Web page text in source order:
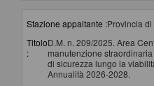
Stazione appaltante :Provincia
Titolo
:
D.M. n. 209/2025. Area
manutenzione
di sicurezza lungo la
Annualità 2026-2028.